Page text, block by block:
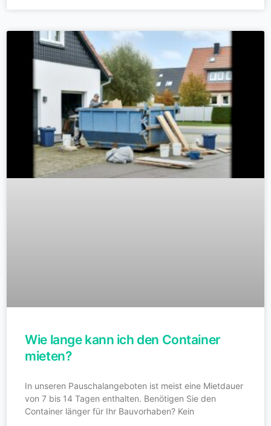
Wie lange kann ich den Container
mieten?
In unseren Pauschalangeboten ist meist eine Mietdauer
von 7 bis 14 Tagen enthalten. Benötigen Sie den
Container länger für Ihr Bauvorhaben? Kein